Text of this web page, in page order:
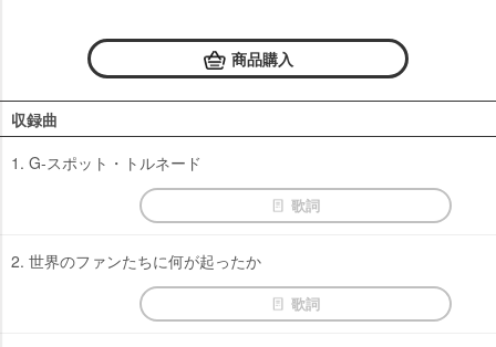
商品購入
収録曲
1. G-スポット・トルネード
歌詞
2. 世界のファンたちに何が起ったか
歌詞